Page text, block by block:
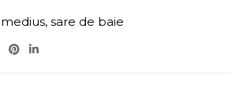
, sare de baie